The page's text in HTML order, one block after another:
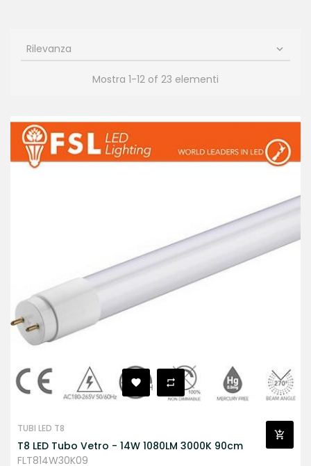
Rilevanza 
Mostra 1-12 of 23 elementi
TUBI LED T8
T8 LED Tubo Vetro - 14W 1080LM 3000K 90cm
FLT814W30K09